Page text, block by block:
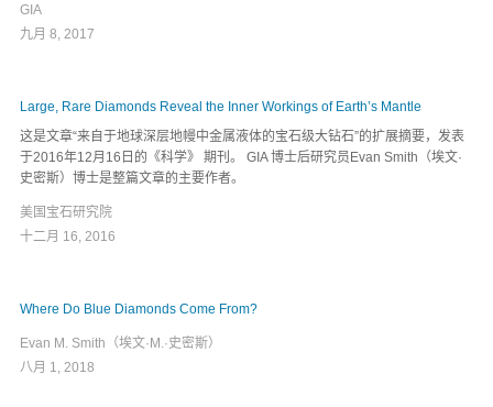
GIA
九月 8, 2017
Large, Rare Diamonds Reveal the Inner Workings of Earth’s Mantle
这是文章“来自于地球深层地幔中金属液体的宝石级大钻石”的扩展摘要，发表
于2016年12月16日的《科学》 期刊。 GIA 博士后研究员Evan Smith（埃文·
史密斯）博士是整篇文章的主要作者。
美国宝石研究院
十二月 16, 2016
Where Do Blue Diamonds Come From?
Evan M. Smith（埃文·M.·史密斯）
八月 1, 2018